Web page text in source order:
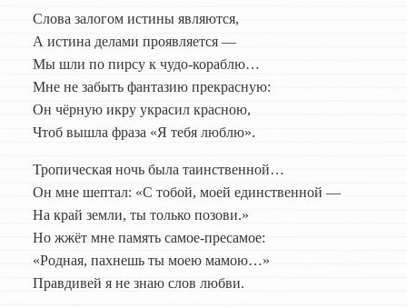
Слова залогом истины являются,
А истина делами проявляется —
Мы шли по пирсу к чудо-кораблю…
Мне не забыть фантазию прекрасную:
Он чёрную икру украсил красною,
Чтоб вышла фраза «Я тебя люблю».
Тропическая ночь была таинственной…
Он мне шептал: «С тобой, моей единственной —
На край земли, ты только позови.»
Но жжёт мне память самое-пресамое:
«Родная, пахнешь ты моею мамою…»
Правдивей я не знаю слов любви.